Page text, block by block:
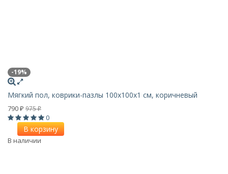
-19%
Мягкий пол, коврики-пазлы 100х100x1 см, коричневый
790 ₽ 975₽
0
В корзину
В наличии